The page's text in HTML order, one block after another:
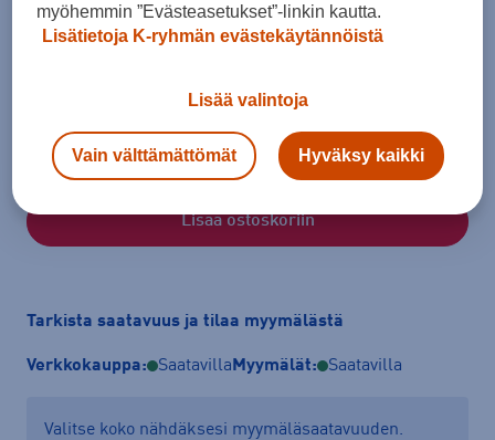
Koko
Kokotaulukko
Lisää ostoskoriin
Tarkista saatavuus ja tilaa myymälästä
Verkkokauppa: Saatavilla Myymälät: Saatavilla
Valitse koko nähdäksesi myymäläsaatavuuden.
myöhemmin ”Evästeasetukset”-linkin kautta.
Lisätietoja K-ryhmän evästekäytännöistä
Lisää valintoja
Vain välttämättömät Hyväksy kaikki